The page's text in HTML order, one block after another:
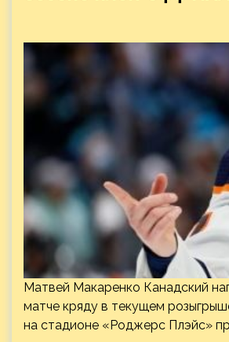
Матвей Макаренко Канадский
матче кряду в текущем
на стадионе «Роджерс Плэйс»